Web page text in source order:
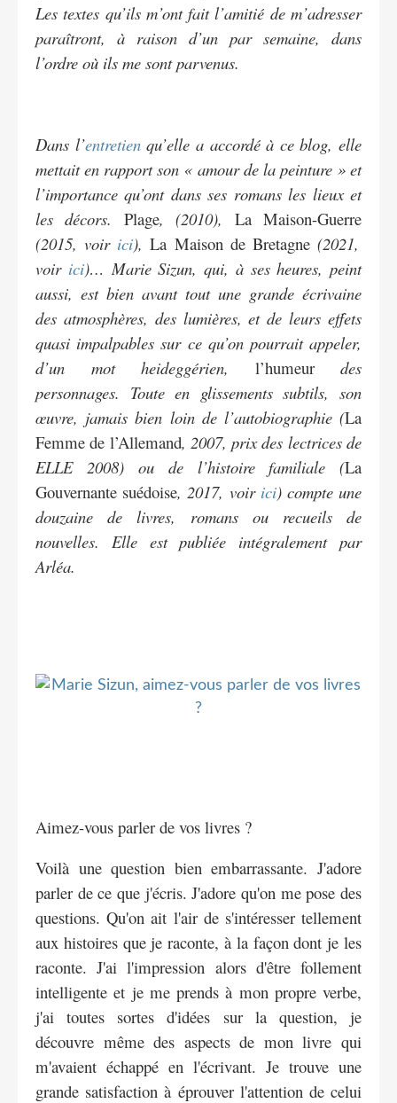
Les textes qu’ils m’ont fait l’amitié de m’adresser
paraîtront, à raison d’un par semaine, dans
l’ordre où ils me sont parvenus.
Dans l’entretienqu’elle a accordé à ce blog, elle
mettait en rapport son « amour de la peinture » et
l’importance qu’ont dans ses romans les lieux et
les décors. Plage, (2010), La Maison-Guerre
(2015, voir ici),La Maison de Bretagne(2021,
voir ici)… Marie Sizun, qui, à ses heures, peint
aussi, est bien avant tout une grande écrivaine
des atmosphères, des lumières, et de leurs effets
quasi impalpables sur ce qu’on pourrait appeler,
d’un mot heideggérien, l’humeurdes
personnages. Toute en glissements subtils, son
œuvre, jamais bien loin de l’autobiographie (La
Femme de l’Allemand, 2007, prix des lectrices de
ELLE 2008) ou de l’histoire familiale (La
Gouvernante suédoise, 2017, voir ici) compte une
douzaine de livres, romans ou recueils de
nouvelles. Elle est publiée intégralement par
Arléa.
Aimez-vous parler de vos livres ?
Voilà une question bien embarrassante. J'adore
parler de ce que j'écris. J'adore qu'on me pose des
questions. Qu'on ait l'air de s'intéresser tellement
aux histoires que je raconte, à la façon dont je les
raconte. J'ai l'impression alors d'être follement
intelligente et je me prends à mon propre verbe,
j'ai toutes sortes d'idées sur la question, je
découvre même des aspects de mon livre qui
m'avaient échappé en l'écrivant. Je trouve une
grande satisfaction à éprouver l'attention de celui